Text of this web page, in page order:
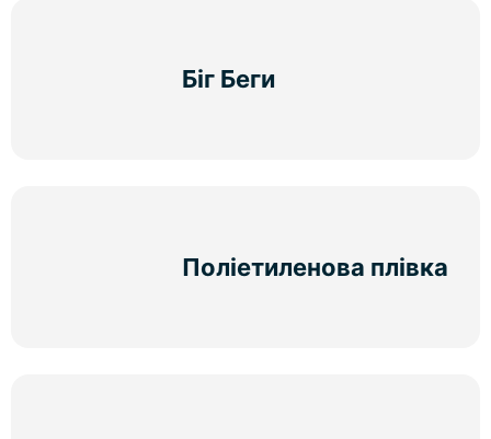
Біг Беги
Поліетиленова плівка